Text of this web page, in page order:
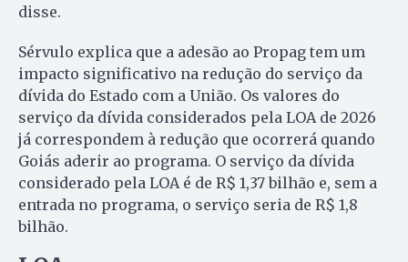
disse.
Sérvulo explica que a adesão ao Propag tem um
impacto significativo na redução do serviço da
dívida do Estado com a União. Os valores do
serviço da dívida considerados pela LOA de 2026
já correspondem à redução que ocorrerá quando
Goiás aderir ao programa. O serviço da dívida
considerado pela LOA é de R$ 1,37 bilhão e, sem a
entrada no programa, o serviço seria de R$ 1,8
bilhão.